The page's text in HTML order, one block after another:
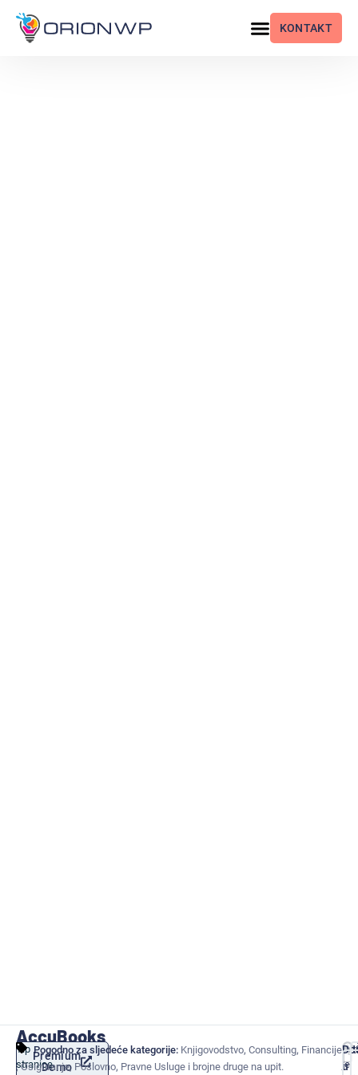
KONTAKT
Responsiv
AccuBooks
Knjigovodstveni
servis
Pogledaj
sadržaj
Basic
demo
Premium
Demo
Tip
stranice
Pogodno za sljedeće kategorije: Knjigovodstvo, Consulting, Financije
, Osiguranje, Poslovno, Pravne Usluge i brojne druge na upit.
ije
u